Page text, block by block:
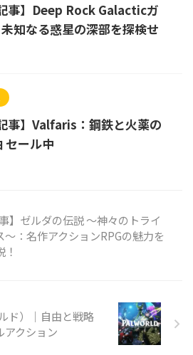
事】Deep Rock Galacticガ
知なる惑星の深部を探検せ
事】Valfaris：鋼鉄と火薬の
セール中
事】ゼルダの伝説 〜神々のトライ
〜：名作アクションRPGの魅力を
ド）｜自由と戦略
アクション